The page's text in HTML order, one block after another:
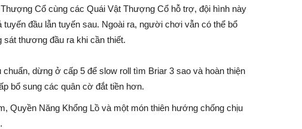
Cổ cùng các Quái Vật Thượng Cổ hỗ trợ, đội hình này
đầu lẫn tuyến sau. Ngoài ra, người chơi vẫn có thể bổ
thương đầu ra khi cần thiết.
chuẩn, dừng ở cấp 5 để slow roll tìm Briar 3 sao và hoàn thiện
bổ sung các quân cờ đắt tiền hơn.
Quyền Năng Khổng Lồ và một món thiên hướng chống chịu